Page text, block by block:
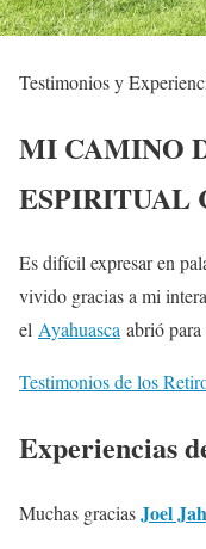
Testimonios y
MI CAMINO
ESPIRITUAL
Es difícil expresar en
vivido gracias a mi
el Ayahuasca abrió
Testimonios de los
Experiencias
Muchas graciasJoel